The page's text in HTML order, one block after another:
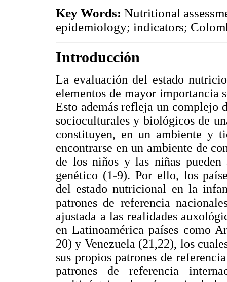
Key Words: Nutritional
epidemiology; indicators;
Introducción
La evaluación del estado
elementos de mayor importancia
Esto además refleja un complejo
socioculturales y biológicos de
constituyen, en un ambiente y
encontrarse en un ambiente de
de los niños y las niñas pueden
genético (1-9). Por ello, los
del estado nutricional en la
patrones de referencia
ajustada a las realidades
en Latinoamérica países como
20) y Venezuela (21,22), los
sus propios patrones de
patrones de referencia